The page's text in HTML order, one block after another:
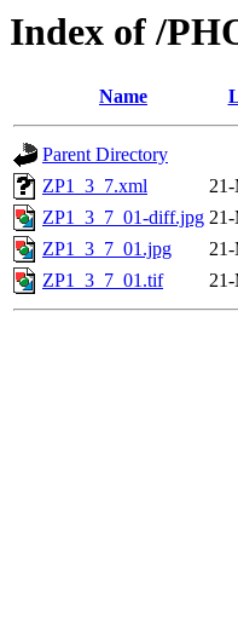
Index of /
Name
Parent Directory
ZP1_3_7.xml
21-
ZP1_3_7_01-diff.jpg 21-
ZP1_3_7_01.jpg
21-
ZP1_3_7_01.tif
21-